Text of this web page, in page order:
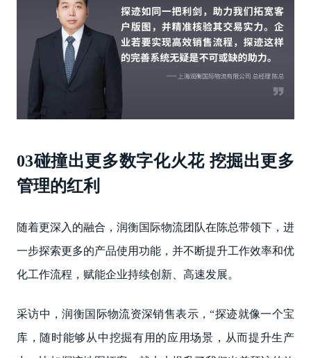
03碰撞出更多数字化火花 挖掘出更多
管理的红利
随着更深入的融合，润衡国际物流团队在陈总带领下，进
一步探索更多的产品使用功能，并不断提升工作效率和优
化工作流程，赋能企业持续创新、高速发展。
采访中，润衡国际物流资深销售表示，“探迹就像一个宝
库，随时能够从中挖掘有用的应用场景，从而提升生产